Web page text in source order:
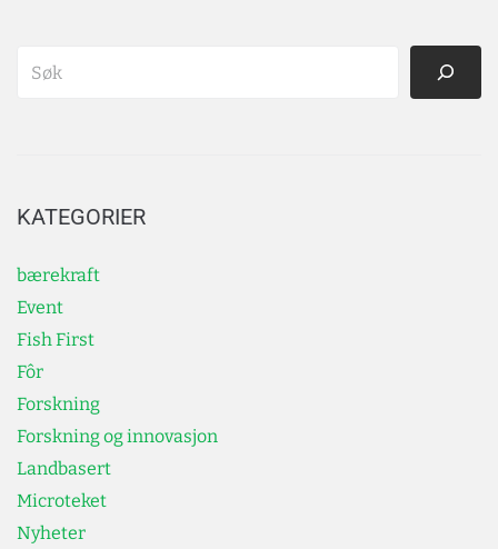
KATEGORIER
bærekraft
Event
Fish First
Fôr
Forskning
Forskning og innovasjon
Landbasert
Microteket
Nyheter